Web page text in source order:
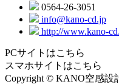
0564-26-3051
info@kano-cd.jp
http://www.kano-
PCサイトはこちら
スマホサイトはこちら
Copyright © KANO空感設